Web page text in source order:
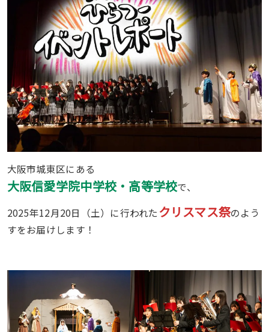
大阪市城東区にある
大阪信愛学院中学校・高等学校で、
2025年12月20日（土）に行われた クリスマス祭のよう
すをお届けします！